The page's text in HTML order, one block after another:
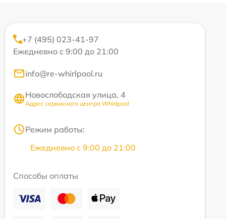
+7 (495) 023-41-97
Ежедневно с 9:00 до 21:00
info@re-whirlpool.ru
Новослободская улица, 4
Адрес сервисного центра Whirlpool
Режим работы:
Ежедневно с 9:00 до 21:00
Способы оплаты